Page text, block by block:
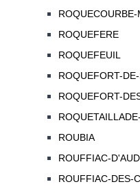
ROQUEFERE
ROQUEFEUIL
ROQUEFORT-
ROQUEFORT-
ROUBIA
ROUFFIAC-
ROUFFIAC-DES-